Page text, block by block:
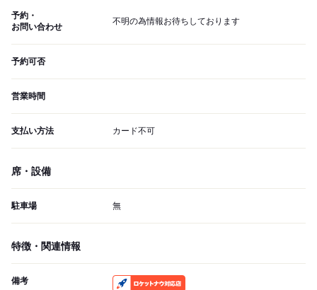
予約・
お問い合わせ
不明の為情報お待ちしております
予約可否
営業時間
支払い方法 カード不可
席・設備
駐車場 無
特徴・関連情報
備考